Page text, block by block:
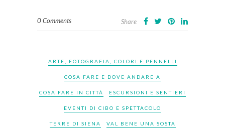
0 Comments Share
ARTE, FOTOGRAFIA, COLORI E PENNELLI
COSA FARE E DOVE ANDARE A
COSA FARE IN CITTÀ ESCURSIONI E SENTIERI
EVENTI DI CIBO E SPETTACOLO
TERRE DI SIENA VAL BENE UNA SOSTA